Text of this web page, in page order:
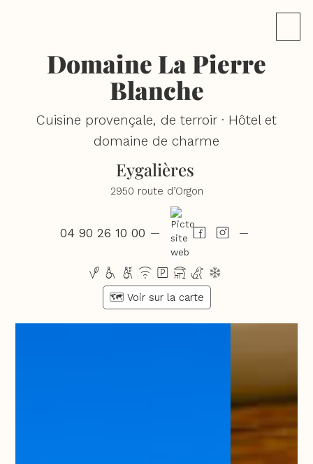
Domaine La Pierre
Blanche
Cuisine provençale, de terroir · Hôtel et
domaine de charme
Eygalières
2950 route d’Orgon
04 90 26 10 00 — —
vhwxptcd
🗺️ Voir sur la carte